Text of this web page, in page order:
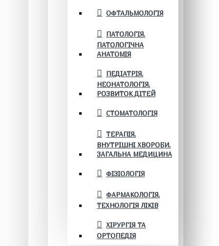
ОФТАЛЬМОЛОГІЯ
ПАТОЛОГІЯ.
ПАТОЛОГІЧНА
АНАТОМІЯ
ПЕДІАТРІЯ.
НЕОНАТОЛОГІЯ.
РОЗВИТОК ДІТЕЙ
СТОМАТОЛОГІЯ
ТЕРАПІЯ.
ВНУТРІШНІ ХВОРОБИ.
ЗАГАЛЬНА МЕДИЦИНА
ФІЗІОЛОГІЯ
ФАРМАКОЛОГІЯ.
ТЕХНОЛОГІЯ ЛІКІВ
ХІРУРГІЯ ТА
ОРТОПЕДІЯ